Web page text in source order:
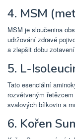
4. MSM
MSM je sloučenina
udržování zdravé
a zlepšit dobu
5. L-
Tato esenciální
rozvětveným
svalových bílkovin a
6. Kořen